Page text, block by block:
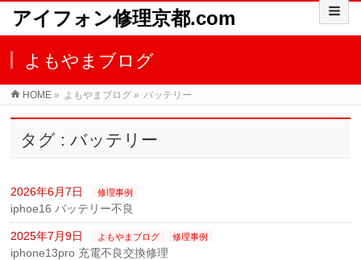
アイフォン修理京都.com
よもやまブログ
HOME » よもやまブログ » バッテリー
タグ : バッテリー
2026年6月7日 修理事例
iphoe16 バッテリー不良
2025年7月9日 よもやまブログ 修理事例
iphone13pro 充電不良交換修理